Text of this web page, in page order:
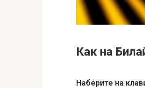
Как на
Наберите на